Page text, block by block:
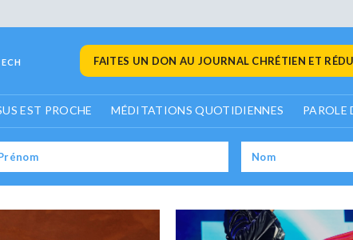
FAITES UN DON AU JOURNAL CHRÉTIEN ET
EST PROCHE MÉDITATIONS QUOTIDIENNES PAROLE